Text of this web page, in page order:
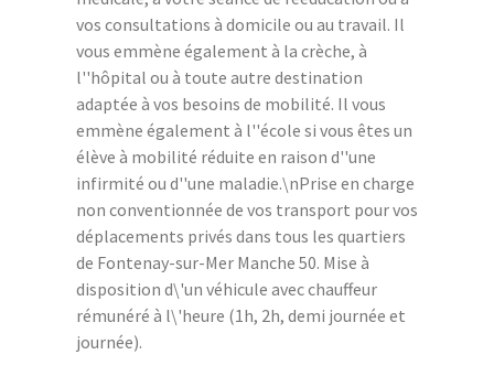
vos consultations à domicile ou au travail. Il
vous emmène également à la crèche, à
l''hôpital ou à toute autre destination
adaptée à vos besoins de mobilité. Il vous
emmène également à l''école si vous êtes un
élève à mobilité réduite en raison d''une
infirmité ou d''une maladie.\nPrise en charge
non conventionnée de vos transport pour vos
déplacements privés dans tous les quartiers
de Fontenay-sur-Mer Manche 50. Mise à
disposition d\'un véhicule avec chauffeur
rémunéré à l\'heure (1h, 2h, demi journée et
journée).